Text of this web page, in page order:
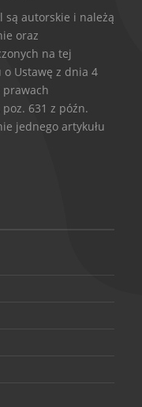
autorskie i należą
oraz
na tej
Ustawę z dnia 4
631 z późn.
jednego artykułu